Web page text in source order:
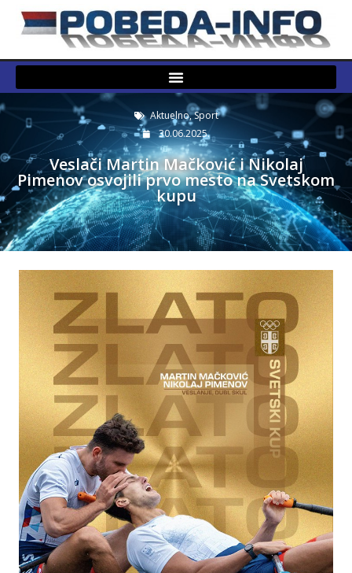
Aktuelno,Sport
30.06.2025.
Veslači Martin Mačković i Nikolaj
Pimenov osvojili prvo mesto na Svetskom
kupu